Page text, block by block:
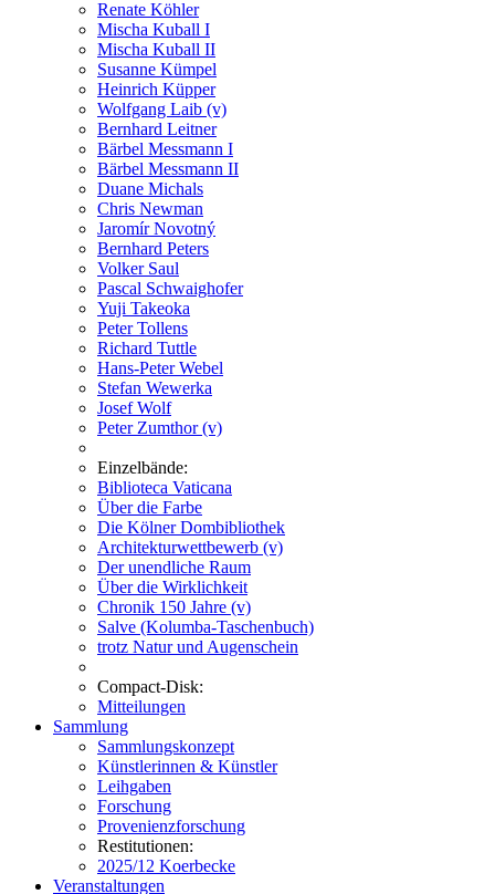
Renate Köhler
Mischa Kuball I
Mischa Kuball II
Susanne Kümpel
Heinrich Küpper
Wolfgang Laib (v)
Bernhard Leitner
Bärbel Messmann I
Bärbel Messmann II
Duane Michals
Chris Newman
Jaromír Novotný
Bernhard Peters
Volker Saul
Pascal Schwaighofer
Yuji Takeoka
Peter Tollens
Richard Tuttle
Hans-Peter Webel
Stefan Wewerka
Josef Wolf
Peter Zumthor (v)
Einzelbände:
Biblioteca Vaticana
Über die Farbe
Die Kölner Dombibliothek
Architekturwettbewerb (v)
Der unendliche Raum
Über die Wirklichkeit
Chronik 150 Jahre (v)
Salve (Kolumba-Taschenbuch)
trotz Natur und Augenschein
Compact-Disk:
Mitteilungen
Sammlung
Sammlungskonzept
Künstlerinnen & Künstler
Leihgaben
Forschung
Provenienzforschung
Restitutionen:
2025/12 Koerbecke
Veranstaltungen